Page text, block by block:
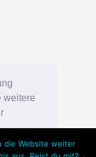
weitere
die Website weiter